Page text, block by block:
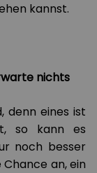
kannst.
nichts
denn eines ist
so kann es
noch besser
Chance an, ein